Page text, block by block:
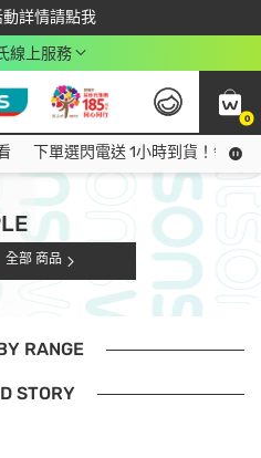
詳情請點我
最高回饋$350
線上服務
0
下單選閃電送 1小時到貨！領神
全部 商品
RANGE
STORY